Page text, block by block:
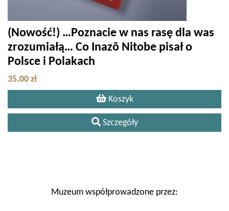
(Nowość!) …Poznacie w nas rasę dla was
zrozumiałą… Co Inazō Nitobe pisał o
Polsce i Polakach
35.00 zł
Koszyk
Szczegóły
Muzeum współprowadzone przez: